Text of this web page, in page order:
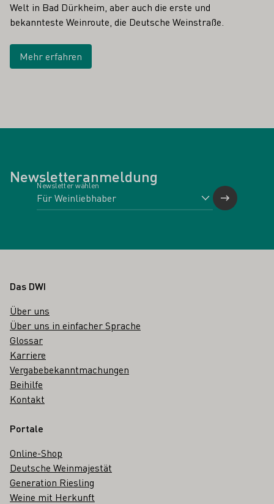
Welt in Bad Dürkheim, aber auch die erste und
bekannteste Weinroute, die Deutsche Weinstraße.
Mehr erfahren
Newsletteranmeldung
Newsletter wählen
Fußbereich
Das DWI
Über uns
Über uns in einfacher Sprache
Glossar
Karriere
Vergabebekanntmachungen
Beihilfe
Kontakt
Portale
Online-Shop
Deutsche Weinmajestät
Generation Riesling
Weine mit Herkunft